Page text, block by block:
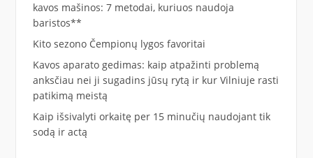
kavos mašinos: 7 metodai, kuriuos naudoja
baristos**
Kito sezono Čempionų lygos favoritai
Kavos aparato gedimas: kaip atpažinti problemą
anksčiau nei ji sugadins jūsų rytą ir kur Vilniuje rasti
patikimą meistą
Kaip išsivalyti orkaitę per 15 minučių naudojant tik
sodą ir actą